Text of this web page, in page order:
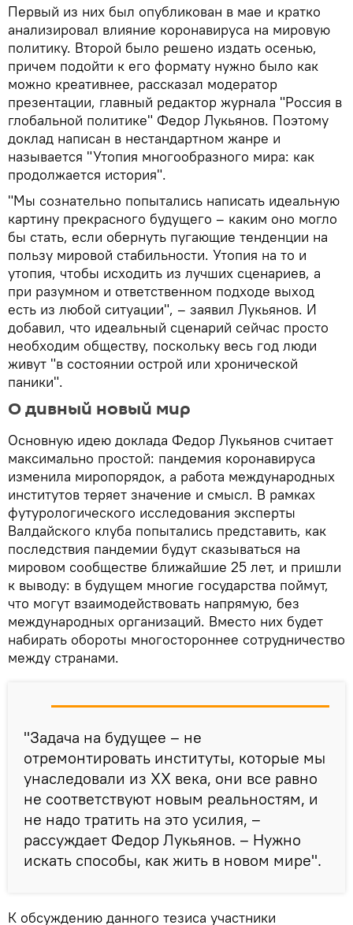
Первый из них был опубликован в мае и кратко
анализировал влияние коронавируса на мировую
политику. Второй было решено издать осенью,
причем подойти к его формату нужно было как
можно креативнее, рассказал модератор
презентации, главный редактор журнала "Россия в
глобальной политике" Федор Лукьянов. Поэтому
доклад написан в нестандартном жанре и
называется "Утопия многообразного мира: как
продолжается история".
"Мы сознательно попытались написать идеальную
картину прекрасного будущего – каким оно могло
бы стать, если обернуть пугающие тенденции на
пользу мировой стабильности. Утопия на то и
утопия, чтобы исходить из лучших сценариев, а
при разумном и ответственном подходе выход
есть из любой ситуации", – заявил Лукьянов. И
добавил, что идеальный сценарий сейчас просто
необходим обществу, поскольку весь год люди
живут "в состоянии острой или хронической
паники".
О дивный новый мир
Основную идею доклада Федор Лукьянов считает
максимально простой: пандемия коронавируса
изменила миропорядок, а работа международных
институтов теряет значение и смысл. В рамках
футурологического исследования эксперты
Валдайского клуба попытались представить, как
последствия пандемии будут сказываться на
мировом сообществе ближайшие 25 лет, и пришли
к выводу: в будущем многие государства поймут,
что могут взаимодействовать напрямую, без
международных организаций. Вместо них будет
набирать обороты многостороннее сотрудничество
между странами.
"Задача на будущее – не
отремонтировать институты, которые мы
унаследовали из ХХ века, они все равно
не соответствуют новым реальностям, и
не надо тратить на это усилия, –
рассуждает Федор Лукьянов. – Нужно
искать способы, как жить в новом мире".
К обсуждению данного тезиса участники